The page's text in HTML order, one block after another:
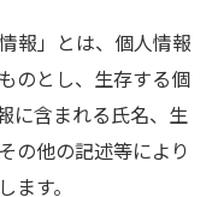
報」とは、個人情報
のとし、生存する個
に含まれる氏名、生
の他の記述等により
す。